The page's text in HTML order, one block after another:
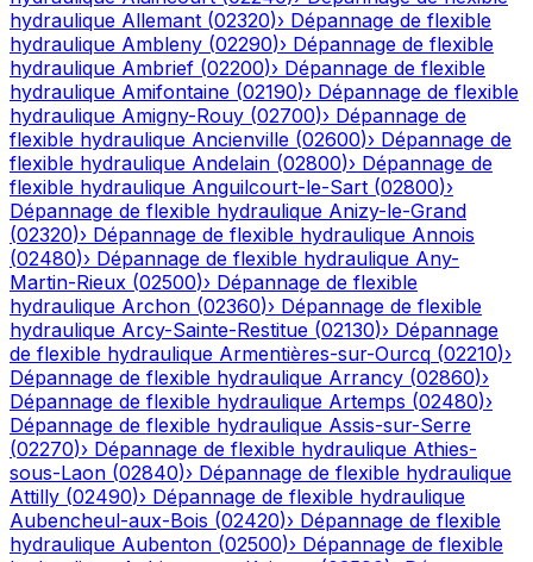
hydraulique Allemant (02320)› Dépannage de flexible
hydraulique Ambleny (02290)› Dépannage de flexible
hydraulique Ambrief (02200)› Dépannage de flexible
hydraulique Amifontaine (02190)› Dépannage de flexible
hydraulique Amigny-Rouy (02700)› Dépannage de
flexible hydraulique Ancienville (02600)› Dépannage de
flexible hydraulique Andelain (02800)› Dépannage de
flexible hydraulique Anguilcourt-le-Sart (02800)›
Dépannage de flexible hydraulique Anizy-le-Grand
(02320)› Dépannage de flexible hydraulique Annois
(02480)› Dépannage de flexible hydraulique Any-
Martin-Rieux (02500)› Dépannage de flexible
hydraulique Archon (02360)› Dépannage de flexible
hydraulique Arcy-Sainte-Restitue (02130)› Dépannage
de flexible hydraulique Armentières-sur-Ourcq (02210)›
Dépannage de flexible hydraulique Arrancy (02860)›
Dépannage de flexible hydraulique Artemps (02480)›
Dépannage de flexible hydraulique Assis-sur-Serre
(02270)› Dépannage de flexible hydraulique Athies-
sous-Laon (02840)› Dépannage de flexible hydraulique
Attilly (02490)› Dépannage de flexible hydraulique
Aubencheul-aux-Bois (02420)› Dépannage de flexible
hydraulique Aubenton (02500)› Dépannage de flexible